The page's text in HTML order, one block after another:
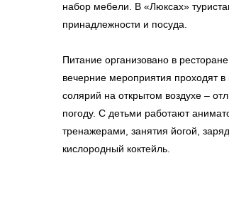
набор мебели. В «Люксах»
принадлежности и посуда.
Питание организовано в
вечерние мероприятия проходят
солярий на открытом воздухе –
погоду. С детьми работают
тренажерами, занятия йогой,
кислородный коктейль.